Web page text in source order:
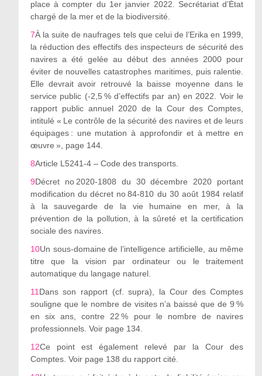
place à compter du 1er janvier 2022. Secrétariat d’État
chargé de la mer et de la biodiversité.
7À la suite de naufrages tels que celui de l’Erika en 1999,
la réduction des effectifs des inspecteurs de sécurité des
navires a été gelée au début des années 2000 pour
éviter de nouvelles catastrophes maritimes, puis ralentie.
Elle devrait avoir retrouvé la baisse moyenne dans le
service public (-2,5 % d’effectifs par an) en 2022. Voir le
rapport public annuel 2020 de la Cour des Comptes,
intitulé « Le contrôle de la sécurité des navires et de leurs
équipages : une mutation à approfondir et à mettre en
œuvre », page 144.
8Article L5241-4 – Code des transports.
9Décret no2020-1808 du 30 décembre 2020 portant
modification du décret no84-810 du 30 août 1984 relatif
à la sauvegarde de la vie humaine en mer, à la
prévention de la pollution, à la sûreté et la certification
sociale des navires.
10Un sous-domaine de l’intelligence artificielle, au même
titre que la vision par ordinateur ou le traitement
automatique du langage naturel.
11Dans son rapport (cf. supra), la Cour des Comptes
souligne que le nombre de visites n’a baissé que de 9 %
en six ans, contre 22 % pour le nombre de navires
professionnels. Voir page 134.
12Ce point est également relevé par la Cour des
Comptes. Voir page 138 du rapport cité.